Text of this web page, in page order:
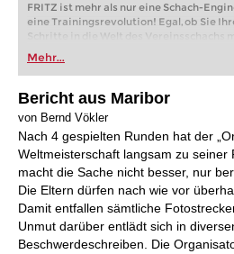
FRITZ ist mehr als nur eine Schach-
eine Trainingsrevolution! Egal, ob Sie
Schritte in die Welt des Vereinsschachs
oder bereits auf Turnierniveau spielen:
FRITZ trainieren Sie effizienter,
individueller als je zuvor.
Mehr...
Bericht aus Maribor
von Bernd Vökler
Nach 4 gespielten Runden hat der
Weltmeisterschaft langsam zu seiner
macht die Sache nicht besser, nur
Die Eltern dürfen nach wie vor
Damit entfallen sämtliche
Unmut darüber entlädt sich in
Beschwerdeschreiben. Die